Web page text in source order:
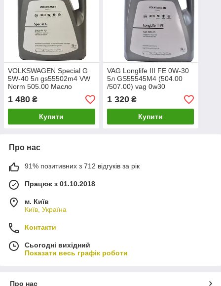
VOLKSWAGEN Special G
5W-40 5л gs55502m4 VW
Norm 505.00 Масло
моторне
1 480 ₴
Купити
VAG Longlife III FE 0W-30
5л GS55545M4 (504.00
/507.00) vag 0w30
1 320₴
Купити
Про нас
91% позитивних з 712 відгуків за рік
Працює з 01.10.2018
м. Київ
Київ, Україна
Контакти
Сьогодні вихідний
Показати весь графік роботи
Про нас